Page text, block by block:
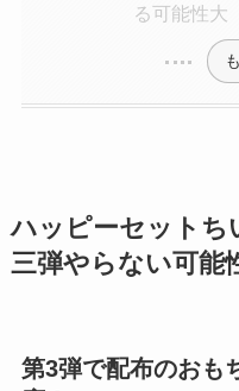
る可能性大
ハッピーセットち
三弾やらない可能
第3弾で配布のおも